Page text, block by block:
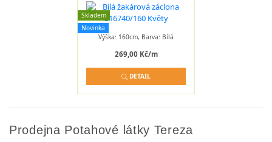
Skladem
Novinka
Výška: 160cm, Barva: Bílá
269,00 Kč/m
DETAIL
Prodejna Potahové látky Tereza